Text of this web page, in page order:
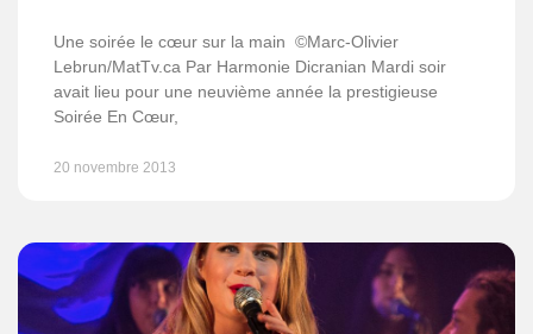
Une soirée le cœur sur la main ©Marc-Olivier
Lebrun/MatTv.ca Par Harmonie Dicranian Mardi soir
avait lieu pour une neuvième année la prestigieuse
Soirée En Cœur,
20 novembre 2013